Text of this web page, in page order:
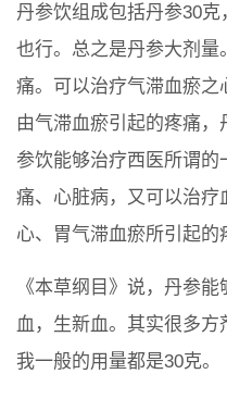
丹参饮组成包括丹参30
也行。总之是丹参大剂
痛。可以治疗气滞血瘀
由气滞血瘀引起的疼痛
参饮能够治疗西医所谓
痛、心脏病，又可以治
心、胃气滞血瘀所引起的
《本草纲目》说，丹参
血，生新血。其实很多方
我一般的用量都是30克。